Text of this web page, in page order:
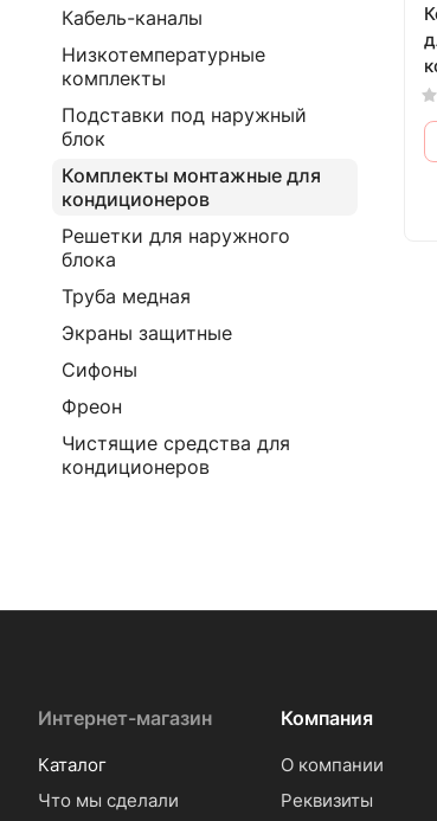
Кабель-каналы
Низкотемпературные
комплекты
Подставки под наружный
блок
Комплекты монтажные для
кондиционеров
Решетки для наружного
блока
Труба медная
Экраны защитные
Сифоны
Фреон
Чистящие средства для
кондиционеров
Интернет-магазин
Каталог
Что мы сделали
Компания
О компании
Реквизиты